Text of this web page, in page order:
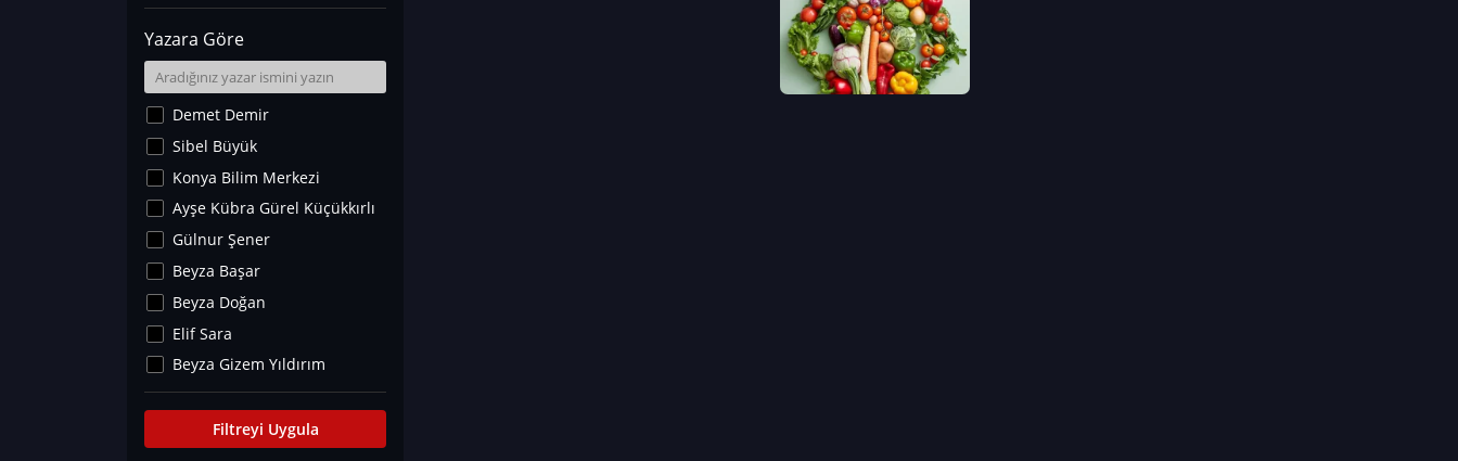
Sanat Tarihi
Fizik
Yer Bilimleri
Astronomi ve Uzay
Noroloji
Matematik
Teknoloji
İklim Değişikliği
Arkeoloji
Kültür&Sanat
Yaşam Tavsiyeleri
Merakoloji
Eğitim Bilimleri
Yazara Göre
Demet Demir
Sibel Büyük
Konya Bilim Merkezi
Ayşe Kübra Gürel Küçükkırlı
Gülnur Şener
Beyza Başar
Beyza Doğan
Elif Sara
Beyza Gizem Yıldırım
İlknur İyigökler
Büşra Elif Kıvrak
Filtreyi Uygula